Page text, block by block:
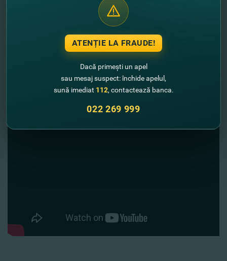
ATENȚIE LA FRAUDE!
Dacă primești un apel
sau mesaj suspect: închide apelul,
sună imediat 112, contactează banca.
022 269 999